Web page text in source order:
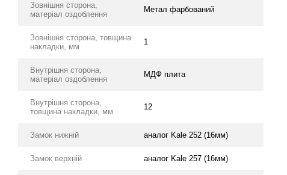
Зовнішня сторона,
матеріал оздоблення
Метал фарбований
Зовнішня сторона, товщина
накладки, мм
1
Внутрішня сторона,
матеріал оздоблення
МДФ плита
Внутрішня сторона,
товщина накладки, мм
12
Замок нижній аналог Kale 252 (16мм)
Замок верхній аналог Kale 257 (16мм)